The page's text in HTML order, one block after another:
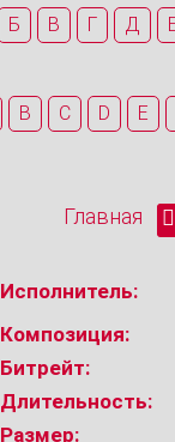
Б В Г Д
B C D E
Главная
Исполнитель:
Композиция:
Битрейт:
Длительность:
Размер: